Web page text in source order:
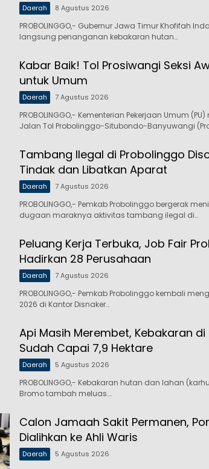
Daerah 8 Agustus 2026
PROBOLINGGO,- Gubernur Jawa Timur Khofifah
langsung penanganan kebakaran hutan…
Kabar Baik! Tol Prosiwangi Seksi
untuk Umum
Daerah 7 Agustus 2026
PROBOLINGGO,- Kementerian Pekerjaan Umum
Jalan Tol Probolinggo-Situbondo-Banyuwangi
Tambang Ilegal di Probolinggo
Tindak dan Libatkan Aparat
Daerah 7 Agustus 2026
PROBOLINGGO,- Pemkab Probolinggo bergerak
dugaan maraknya aktivitas tambang ilegal di…
Peluang Kerja Terbuka, Job Fair
Hadirkan 28 Perusahaan
Daerah 7 Agustus 2026
PROBOLINGGO,- Pemkab Probolinggo kembali
2026 di Kantor Disnaker…
Api Masih Merembet, Kebakaran
Sudah Capai 7,9 Hektare
Daerah 5 Agustus 2026
PROBOLINGGO,- Kebakaran hutan dan lahan
Bromo tambah meluas….
Calon Jamaah Sakit Permanen,
Dialihkan ke Ahli Waris
Daerah 5 Agustus 2026